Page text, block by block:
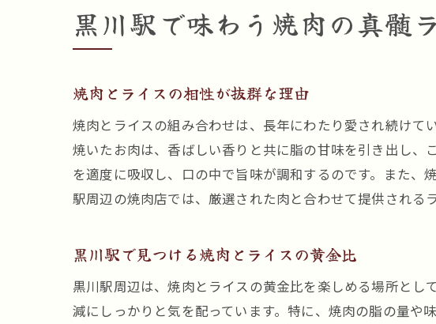
黒川駅
炭火で引き
炭火焼
炭火で
黒川駅
香り高
黒川駅
焼肉と
黒川駅で味わう焼肉の真髄
焼肉とライスの相性が抜群な理由
焼肉とライスの組み合わせは、長年にわたり愛され続けて
焼いたお肉は、香ばしい香りと共に脂の甘味を引き出し
を適度に吸収し、口の中で旨味が調和するのです。また、
駅周辺の焼肉店では、厳選された肉と合わせて提供される
黒川駅で見つける焼肉とライスの黄金比
黒川駅周辺は、焼肉とライスの黄金比を楽しめる場所と
減にしっかりと気を配っています。特に、焼肉の脂の量